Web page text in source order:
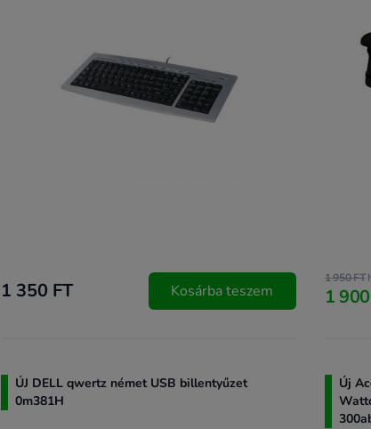
1 350 FT Kosárba teszem
1 950 FT
1
ÚJ DELL qwertz német USB billentyűzet
0m381H
Új